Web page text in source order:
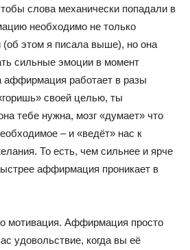
слова механически попадали в
необходимо не только
(об этом я писала выше), но она
сильные эмоции в момент
аффирмация работает в разы
своей целью, ты
тебе нужна, мозг «думает» что
– и «ведёт» нас к
То есть, чем сильнее и ярче
аффирмация проникает в
мотивация. Аффирмация просто
удовольствие, когда вы её